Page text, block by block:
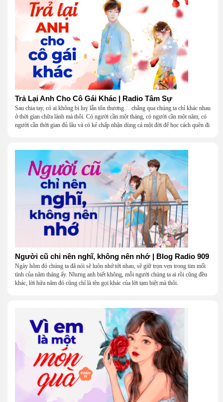
Trả Lại Anh Cho Cô Gái Khác | Radio Tâm Sự
Sau chia tay, có ai không bi luỵ lẫn tổn thương… chẳng qua chúng ta chỉ khác nhau
ở thời gian chữa lành mà thôi. Có người cần một tháng, có người cần một năm, có
người cần thời gian đủ lâu và có kẻ chấp nhận dùng cả một đời để học cách quên đi
Người cũ chỉ nên nghĩ, không nên nhớ | Blog Radio 909
Ngày hôm đó chúng ta đã nói sẽ luôn nhớ tới nhau, sẽ giữ trọn vẹn trong tim mối
tình của năm tháng ấy. Nhưng anh biết không, mỗi người chúng ta ai rồi cũng đều
khác, lời hứa năm đó cũng chỉ là tên gọi khác của lời tạm biệt mà thôi.